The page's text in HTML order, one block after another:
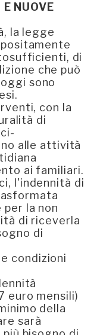
NUOVE
la legge
di
che può
sono
con la
di
alle attività
ai familiari.
l'indennità di
la non
di riceverla
di
condizioni
euro mensili)
della
sarà